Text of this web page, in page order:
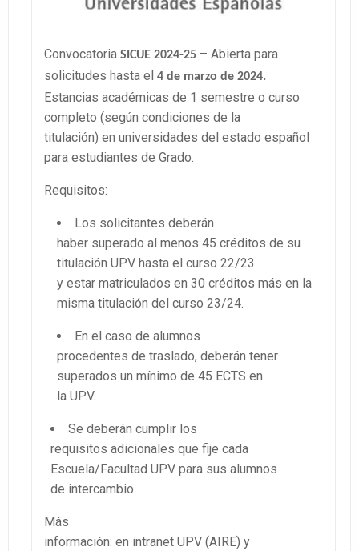
Convocatoria SICUE 2024-25 – Abierta para
solicitudes hasta el 4 de marzo de 2024.
Estancias académicas de 1 semestre o curso
completo (según condiciones de la
titulación) en universidades del estado español
para estudiantes de Grado.
Requisitos:
Los solicitantes deberán
haber superado al menos 45 créditos de su
titulación UPV hasta el curso 22/23
y estar matriculados en 30 créditos más en la
misma titulación del curso 23/24.
En el caso de alumnos
procedentes de traslado, deberán tener
superados un mínimo de 45 ECTS en
la UPV.
Se deberán cumplir los
requisitos adicionales que fije cada
Escuela/Facultad UPV para sus alumnos
de intercambio.
Más
información: en intranet UPV (AIRE) y